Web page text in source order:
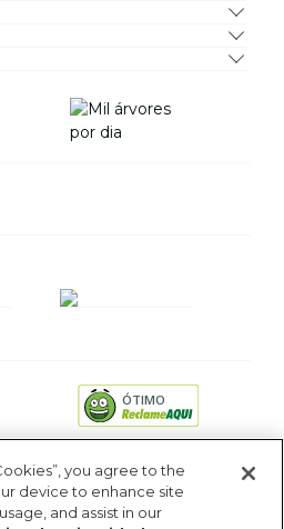
INDUSTRIA E COMERCIO DE
Tavora 360, Blc 1 Armazém 1 -
21535-510. CNPJ: 09.611.669/0005-18
ÓTIMO
you agree to the
device to enhance site
and assist in our